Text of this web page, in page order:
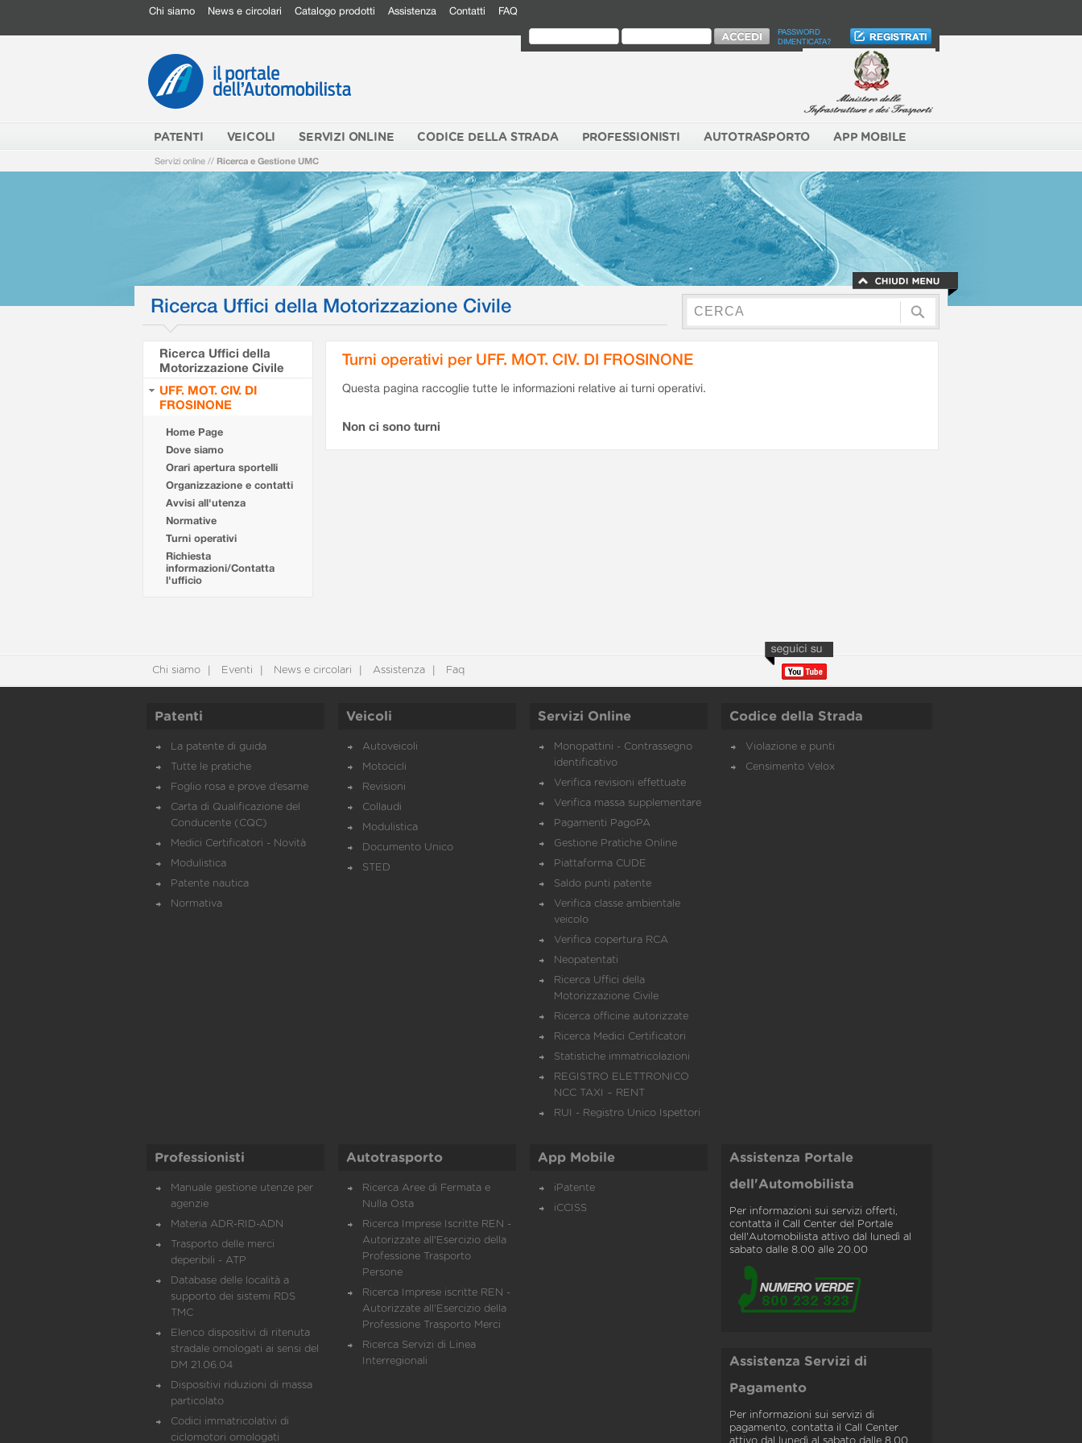
Chi siamo News e circolari Catalogo prodotti Assistenza Contatti FAQ
PASSWORD
DIMENTICATA?
PATENTI VEICOLI SERVIZI ONLINE CODICE DELLA STRADA PROFESSIONISTI AUTOTRASPORTO APP MOBILE
Servizi online // Ricerca e Gestione UMC
Ricerca Uffici della Motorizzazione Civile
Ricerca Uffici della
Motorizzazione Civile
UFF. MOT. CIV. DI
FROSINONE
Home Page
Dove siamo
Orari apertura sportelli
Organizzazione e contatti
Avvisi all'utenza
Normative
Turni operativi
Richiesta
informazioni/Contatta
l'ufficio
Turni operativi per UFF. MOT. CIV. DI FROSINONE
Questa pagina raccoglie tutte le informazioni relative ai turni operativi.
Non ci sono turni
Chi siamo Eventi News e circolari Assistenza Faq
Patenti
La patente di guida
Tutte le pratiche
Foglio rosa e prove d’esame
Carta di Qualificazione del
Conducente (CQC)
Medici Certificatori - Novità
Modulistica
Patente nautica
Normativa
Veicoli
Autoveicoli
Motocicli
Revisioni
Collaudi
Modulistica
Documento Unico
STED
Servizi Online
Monopattini - Contrassegno
identificativo
Verifica revisioni effettuate
Verifica massa supplementare
Pagamenti PagoPA
Gestione Pratiche Online
Piattaforma CUDE
Saldo punti patente
Verifica classe ambientale
veicolo
Verifica copertura RCA
Neopatentati
Ricerca Uffici della
Motorizzazione Civile
Ricerca officine autorizzate
Ricerca Medici Certificatori
Statistiche immatricolazioni
REGISTRO ELETTRONICO
NCC TAXI – RENT
RUI - Registro Unico Ispettori
Codice della Strada
Violazione e punti
Censimento Velox
Professionisti
Manuale gestione utenze per
agenzie
Materia ADR-RID-ADN
Trasporto delle merci
deperibili - ATP
Database delle località a
supporto dei sistemi RDS
TMC
Elenco dispositivi di ritenuta
stradale omologati ai sensi del
DM 21.06.04
Dispositivi riduzioni di massa
particolato
Codici immatricolativi di
ciclomotori omologati
Autotrasporto
Ricerca Aree di Fermata e
Nulla Osta
Ricerca Imprese Iscritte REN -
Autorizzate all'Esercizio della
Professione Trasporto
Persone
Ricerca Imprese iscritte REN -
Autorizzate all'Esercizio della
Professione Trasporto Merci
Ricerca Servizi di Linea
Interregionali
App Mobile
iPatente
iCCISS
Assistenza Portale
dell'Automobilista
Per informazioni sui servizi offerti,
contatta il Call Center del Portale
dell'Automobilista attivo dal lunedì al
sabato dalle 8.00 alle 20.00
Assistenza Servizi di
Pagamento
Per informazioni sui servizi di
pagamento, contatta il Call Center